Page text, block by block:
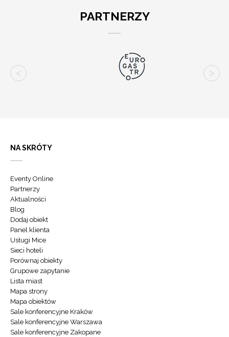
PARTNERZY
NA SKRÓTY
Eventy Online
Partnerzy
Aktualności
Blog
Dodaj obiekt
Panel klienta
Usługi Mice
Sieci hoteli
Porównaj obiekty
Grupowe zapytanie
Lista miast
Mapa strony
Mapa obiektów
Sale konferencyjne Kraków
Sale konferencyjne Warszawa
Sale konferencyjne Zakopane